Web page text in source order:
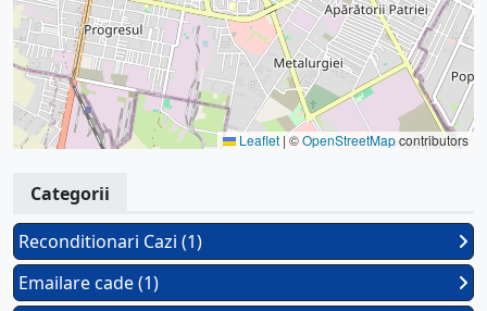
Leaflet | ©OpenStreetMapcontributors
Categorii
Reconditionari Cazi (1)
Emailare cade (1)